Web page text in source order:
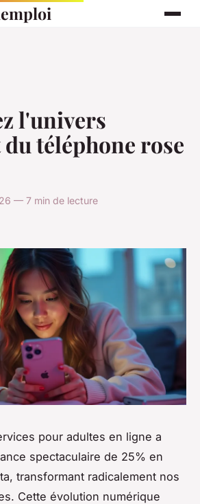
l'univers
téléphone rose
— 7 min de lecture
pour adultes en ligne a
spectaculaire de 25% en
transformant radicalement nos
Cette évolution numérique